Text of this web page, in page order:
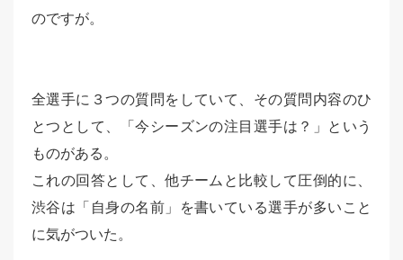
のですが。
全選手に３つの質問をしていて、その質問内容のひ
とつとして、「今シーズンの注目選手は？」という
ものがある。
これの回答として、他チームと比較して圧倒的に、
渋谷は「自身の名前」を書いている選手が多いこと
に気がついた。